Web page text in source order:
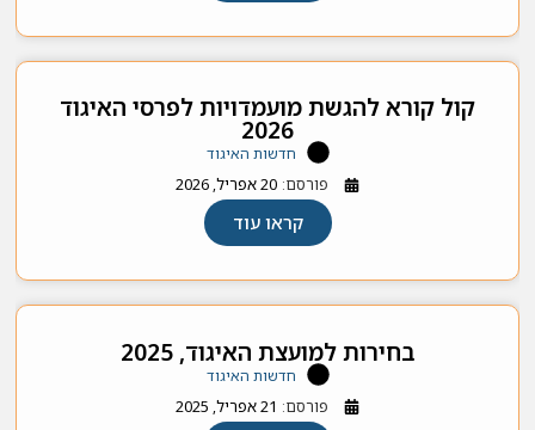
קול קורא להגשת מועמדויות לפרסי האיגוד
2026
חדשות האיגוד
פורסם: 20 אפריל, 2026
קראו עוד
בחירות למועצת האיגוד, 2025
חדשות האיגוד
פורסם: 21 אפריל, 2025